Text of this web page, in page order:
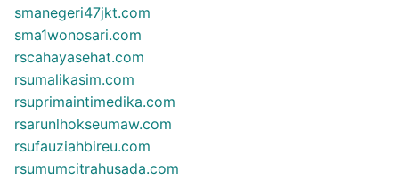
smanegeri47jkt.com
sma1wonosari.com
rscahayasehat.com
rsumalikasim.com
rsuprimaintimedika.com
rsarunlhokseumaw.com
rsufauziahbireu.com
rsumumcitrahusada.com